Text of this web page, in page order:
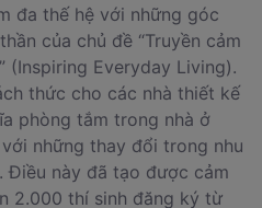
đa thế hệ với những góc
của chủ đề “Truyền cảm
(Inspiring Everyday Living).
thức cho các nhà thiết kế
phòng tắm trong nhà ở
những thay đổi trong nhu
Điều này đã tạo được cảm
2.000 thí sinh đăng ký từ